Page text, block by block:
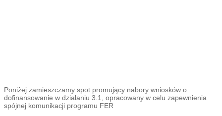
Poniżej zamieszczamy spot promujący nabory wniosków o
dofinansowanie w działaniu 3.1, opracowany w celu zapewnienia
spójnej komunikacji programu FER